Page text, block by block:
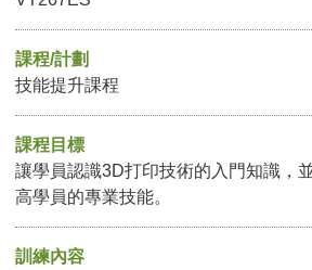
課程/計劃
技能提升課程
課程目標
讓學員認識3D打印技術的入門知識，
高學員的專業技能。
訓練內容